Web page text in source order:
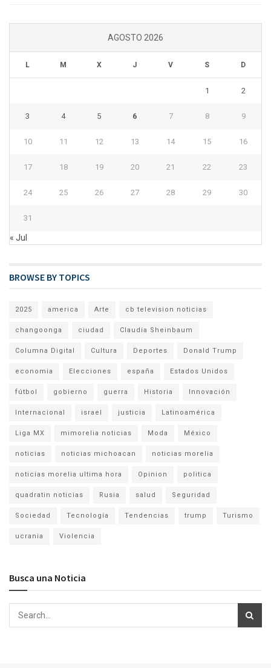
AGOSTO 2026
L M X J V S D
1 2
3 4 5 6 7 8 9
10 11 12 13 14 15 16
17 18 19 20 21 22 23
24 25 26 27 28 29 30
31
« Jul
BROWSE BY TOPICS
2025 america Arte cb television noticias
changoonga ciudad Claudia Sheinbaum
Columna Digital Cultura Deportes Donald Trump
economia Elecciones españa Estados Unidos
fútbol gobierno guerra Historia Innovación
Internacional israel justicia Latinoamérica
Liga MX mimorelia noticias Moda México
noticias noticias michoacan noticias morelia
noticias morelia ultima hora Opinion politica
quadratin noticias Rusia salud Seguridad
Sociedad Tecnología Tendencias trump Turismo
ucrania Violencia
Busca una Noticia